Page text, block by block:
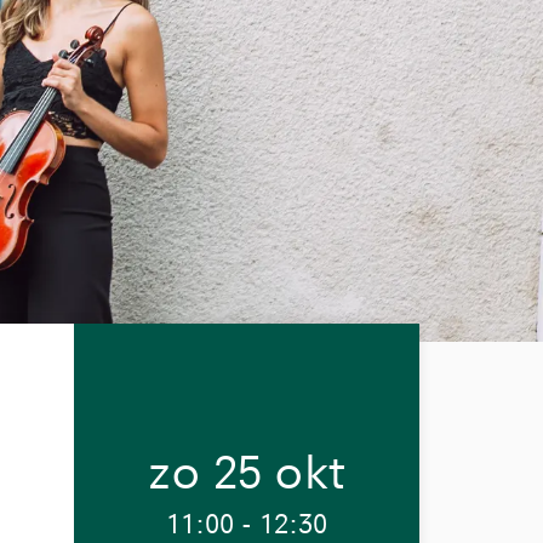
zo 25 okt
11:00 - 12:30